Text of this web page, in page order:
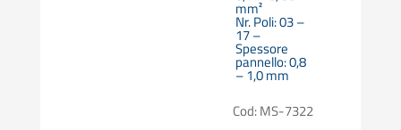
mm²
Nr. Poli: 03 –
17 –
Spessore
pannello: 0,8
– 1,0 mm
Cod: MS-7322